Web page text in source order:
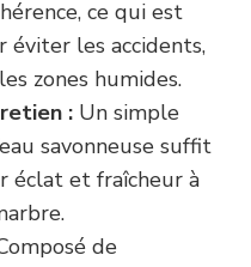
ce qui est
éviter les accidents,
zones humides.
: Un simple
savonneuse suffit
éclat et fraîcheur à
de